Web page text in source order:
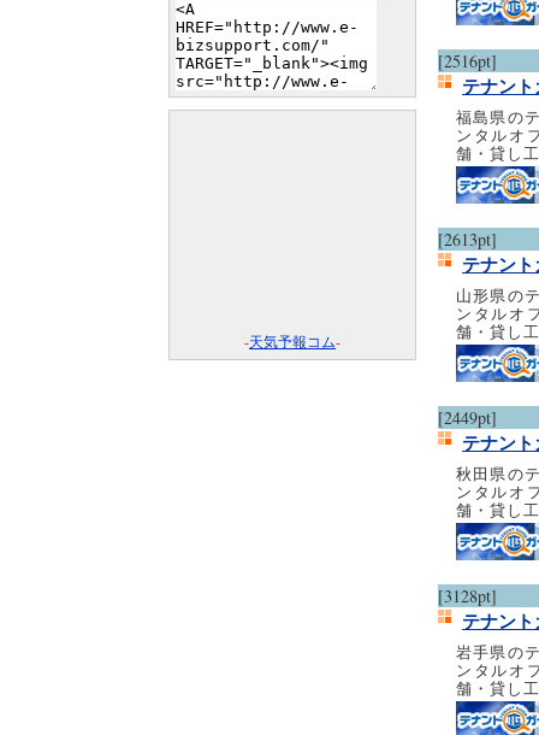
[2516pt]
テナン
福島県の
ンタルオ
舗・貸し
[2613pt]
テナン
山形県の
ンタルオ
舗・貸し
[2449pt]
テナン
秋田県の
ンタルオ
舗・貸し
[3128pt]
テナン
岩手県の
ンタルオ
舗・貸し
-天気予報コム-